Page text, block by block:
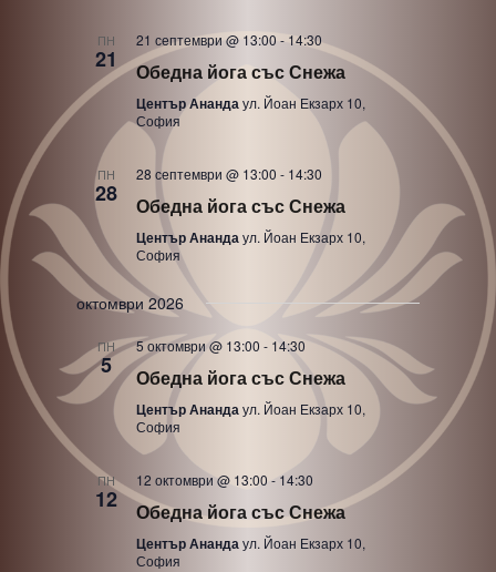
ПН
21
21 септември @ 13:00 - 14:30
Обедна йога със Снежа
Център Анандаул. Йоан Екзарх 10,
София
ПН
28
28 септември @ 13:00 - 14:30
Обедна йога със Снежа
Център Анандаул. Йоан Екзарх 10,
София
октомври 2026
ПН
5
5 октомври @ 13:00 - 14:30
Обедна йога със Снежа
Център Анандаул. Йоан Екзарх 10,
София
ПН
12
12 октомври @ 13:00 - 14:30
Обедна йога със Снежа
Център Анандаул. Йоан Екзарх 10,
София